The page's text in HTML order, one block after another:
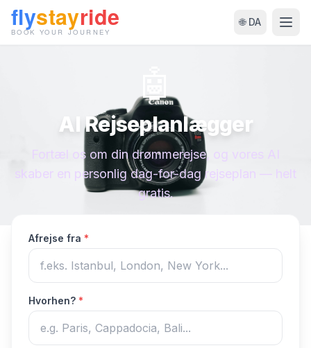
🌐 DA
🤖
AI Rejseplanlægger
Fortæl os om din drømmerejse, og vores AI
skaber en personlig dag-for-dag rejseplan — helt
gratis.
Afrejse fra *
Hvorhen? *